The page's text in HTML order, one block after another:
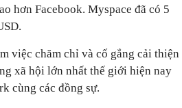
hơn Facebook. Myspace đã có 5
việc chăm chỉ và cố gắng cải thiện
xã hội lớn nhất thế giới hiện nay
cùng các đồng sự.